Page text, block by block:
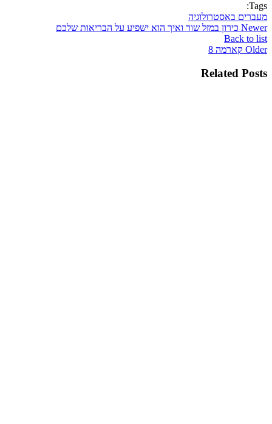
Tags:
מעברים באסטרולוגיה
Newer כירון במזל שור ואיך הוא ישפיע על הבריאות שלכם
Back to list
Older קארמה 8
Related Posts